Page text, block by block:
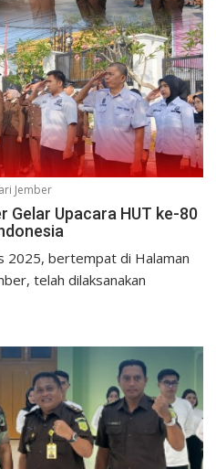
Jember
Gelar Upacara HUT ke-80
2025, bertempat di Halaman
telah dilaksanakan